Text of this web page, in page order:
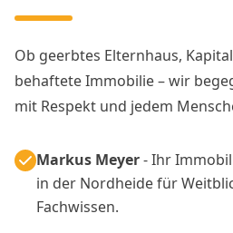
Ob geerbtes Elternhaus,
behaftete Immobilie – wir
mit Respekt und jedem
Markus Meyer- Ihr
in der Nordheide für
Fachwissen.